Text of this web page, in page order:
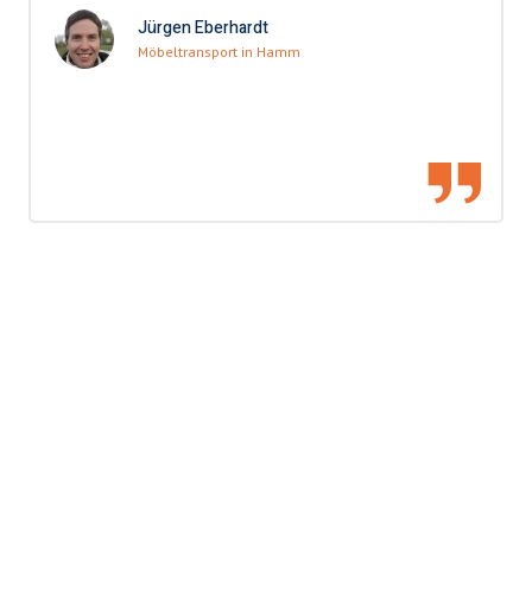
Jürgen Eberhardt
Möbeltransport in Hamm